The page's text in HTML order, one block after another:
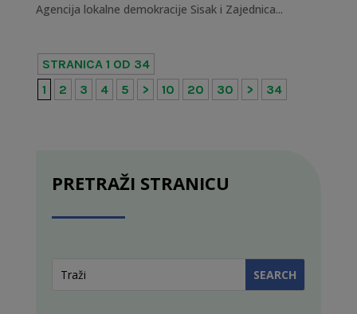
Agencija lokalne demokracije Sisak i Zajednica...
STRANICA 1 OD 34
1
2 3 4 5 > 10 20 30 > 34
PRETRAŽI STRANICU